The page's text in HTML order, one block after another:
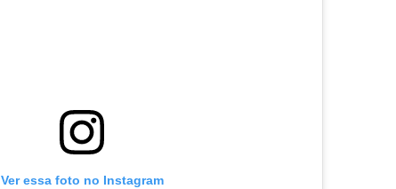
Ver essa foto no Instagram